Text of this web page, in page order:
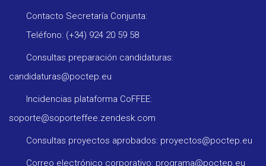
Contacto Secretaría Conjunta:
Teléfono: (+34) 924 20 59 58
Consultas preparación candidaturas:
candidaturas@poctep.eu
Incidencias plataforma CoFFEE:
soporte@soporteffee.zendesk.com
Consultas proyectos aprobados: proyectos@poctep.eu
Correo electrónico corporativo: programa@poctep.eu